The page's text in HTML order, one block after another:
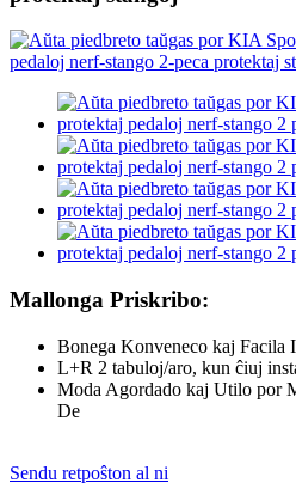
Mallonga Priskribo:
Bonega Konveneco kaj Facila
L+R 2 tabuloj/aro, kun ĉiuj
Moda Agordado kaj Utilo por
De
Sendu retpoŝton al ni